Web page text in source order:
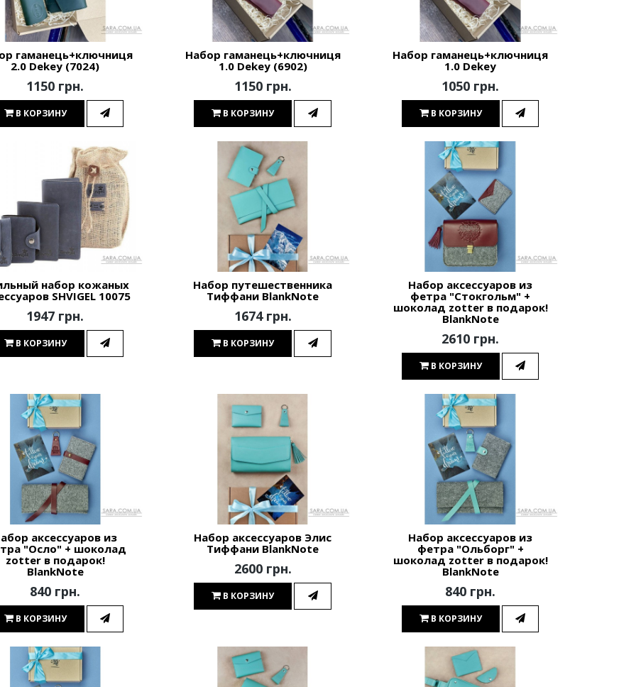
гаманець+ключниця
2.0 Dekey (7024)
1150 грн.
В КОРЗИНУ
Набор гаманець+ключниця
1.0 Dekey (6902)
1150 грн.
В КОРЗИНУ
Набор гаманець+ключниця
1.0 Dekey
1050 грн.
В КОРЗИНУ
набор кожаных
SHVIGEL 10075
1947 грн.
В КОРЗИНУ
Набор путешественника
Тиффани BlankNote
1674 грн.
В КОРЗИНУ
Набор аксессуаров из
фетра "Стокгольм" +
шоколад zotter в подарок!
BlankNote
2610 грн.
В КОРЗИНУ
аксессуаров из
"Осло" + шоколад
zotter в подарок!
BlankNote
840 грн.
В КОРЗИНУ
Набор аксессуаров Элис
Тиффани BlankNote
2600 грн.
В КОРЗИНУ
Набор аксессуаров из
фетра "Ольборг" +
шоколад zotter в подарок!
BlankNote
840 грн.
В КОРЗИНУ